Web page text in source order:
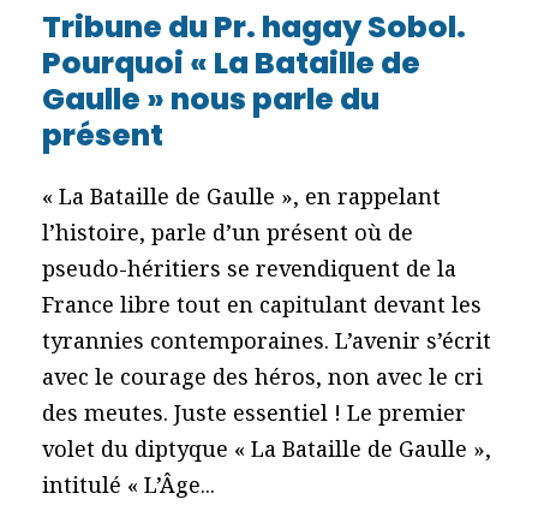
Tribune du Pr. hagay Sobol.
Pourquoi « La Bataille de
Gaulle » nous parle du
présent
« La Bataille de Gaulle », en rappelant
l’histoire, parle d’un présent où de
pseudo-héritiers se revendiquent de la
France libre tout en capitulant devant les
tyrannies contemporaines. L’avenir s’écrit
avec le courage des héros, non avec le cri
des meutes. Juste essentiel ! Le premier
volet du diptyque « La Bataille de Gaulle »,
intitulé « L’Âge...